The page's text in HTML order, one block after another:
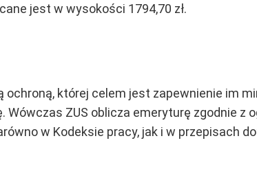
jest w wysokości 1794,70 zł.
której celem jest zapewnienie im
ZUS oblicza emeryturę zgodnie z
w Kodeksie pracy, jak i w przepisach